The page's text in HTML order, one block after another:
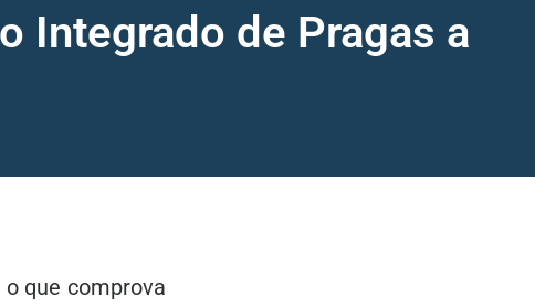
Integrado de Pragas a
que comprova